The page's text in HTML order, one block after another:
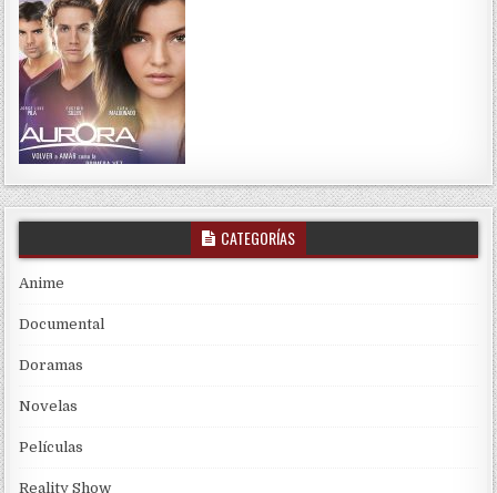
CATEGORÍAS
Anime
Documental
Doramas
Novelas
Películas
Reality Show